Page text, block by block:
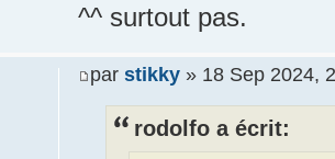
^^ surtout pas.
par stikky » 18 Sep 2024,
rodolfo a écrit: